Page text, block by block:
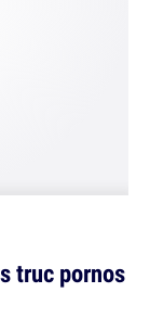
truc pornos